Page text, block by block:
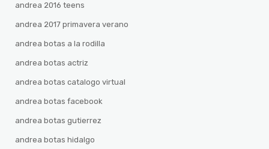
andrea 2016 teens
andrea 2017 primavera verano
andrea botas a la rodilla
andrea botas actriz
andrea botas catalogo virtual
andrea botas facebook
andrea botas gutierrez
andrea botas hidalgo